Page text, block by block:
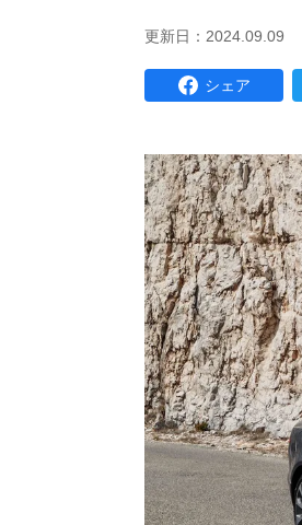
更新日：2024.09.09
シェア